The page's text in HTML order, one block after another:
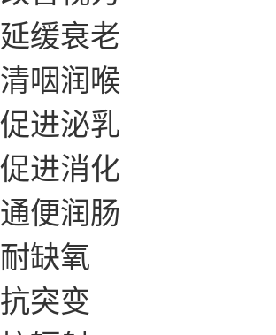
延缓衰老
清咽润喉
促进泌乳
促进消化
通便润肠
耐缺氧
抗突变